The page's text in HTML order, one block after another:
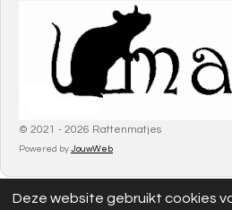
Deze website gebruikt cookies
© 2021 - 2026 Rattenmatjes
Powered by JouwWeb